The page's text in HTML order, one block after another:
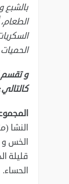
بالشبع
و تقسم
النشا
الخس و
قليلة
الحساء.